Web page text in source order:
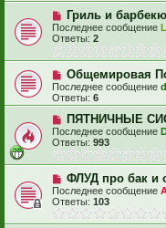
Гриль и
Последнее сообщение
Ответы: 2
Общемировая
Последнее сообщение
Ответы: 6
ПЯТНИЧНЫЕ
Последнее сообщение
Ответы: 993
ФЛУД про бак и
Последнее сообщение
Ответы: 103